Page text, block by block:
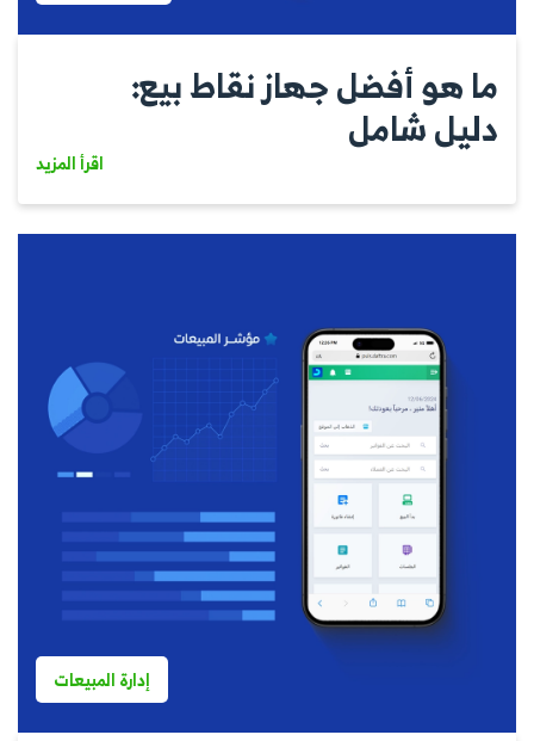
ما هو أفضل جهاز نقاط بيع:
دليل شامل
اقرأ المزيد
إدارة المبيعات